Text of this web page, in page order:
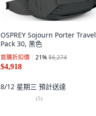
OSPREY Sojourn Porter Travel
Pack 30, 黑色
首購折扣價 21%$6,274
$4,918
8/12 星期三 預計送達
(5)